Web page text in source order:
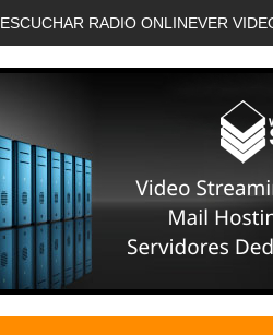
ESCUCHAR RADIO ONLINEVER